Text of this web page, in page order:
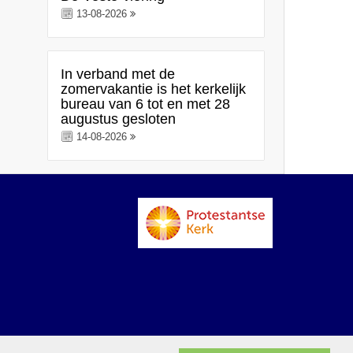
13-08-2026
In verband met de
zomervakantie is het kerkelijk
bureau van 6 tot en met 28
augustus gesloten
14-08-2026